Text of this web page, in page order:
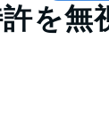
を無